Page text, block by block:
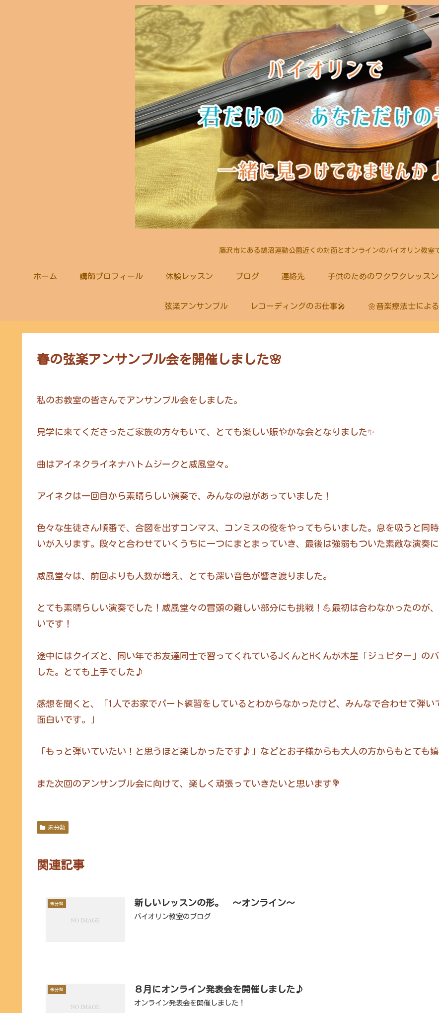
藤沢市にある鵠沼運動公園近くの対面とオンラインのバイオリン教室
ホーム 講師プロフィール 体験レッスン ブログ 連絡先 子供のためのワクワクレッスン
弦楽アンサンブル レコーディングのお仕事🎤 🌼音楽療法士によ
春の弦楽アンサンブル会を開催しました🌸
私のお教室の皆さんでアンサンブル会をしました。
見学に来てくださったご家族の方々もいて、とても楽しい賑やかな会となりました✨
曲はアイネクライネナハトムジークと威風堂々。
アイネクは一回目から素晴らしい演奏で、みんなの息があっていました！
色々な生徒さん順番で、合図を出すコンマス、コンミスの役をやってもらいました。息を吸うと同
いが入ります。段々と合わせていくうちに一つにまとまっていき、最後は強弱もついた素敵な演奏に
威風堂々は、前回よりも人数が増え、とても深い音色が響き渡りました。
とても素晴らしい演奏でした！威風堂々の冒頭の難しい部分にも挑戦！💪最初は合わなかったのが
いです！
途中にはクイズと、同い年でお友達同士で習ってくれているJくんとHくんが木星「ジュピター」の
した。とても上手でした♪
感想を聞くと、「1人でお家でパート練習をしているとわからなかったけど、みんなで合わせて弾
面白いです。」
「もっと弾いていたい！と思うほど楽しかったです♪」などとお子様からも大人の方からもとても
また次回のアンサンブル会に向けて、楽しく頑張っていきたいと思います💐
未分類
関連記事
未分類 新しいレッスンの形。 〜オンライン〜
バイオリン教室のブログ
未分類 ８月にオンライン発表会を開催しました♪
オンライン発表会を開催しました！